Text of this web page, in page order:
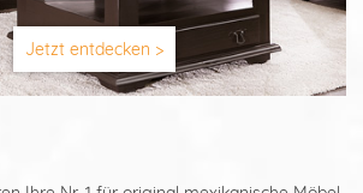
Jetzt entdecken >